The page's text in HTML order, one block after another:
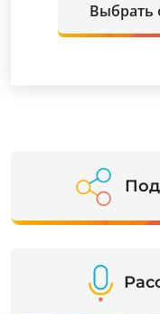
Выбрать